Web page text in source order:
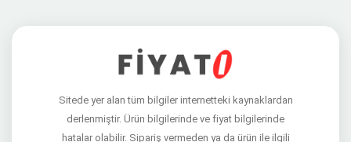
Sitede yer alan tüm bilgiler internetteki kaynaklardan
derlenmiştir. Ürün bilgilerinde ve fiyat bilgilerinde
hatalar olabilir. Sipariş vermeden ya da ürün ile ilgili